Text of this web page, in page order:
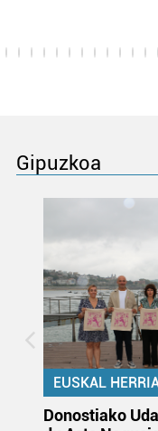
Gipuzkoa
EUSKAL
Donostiako